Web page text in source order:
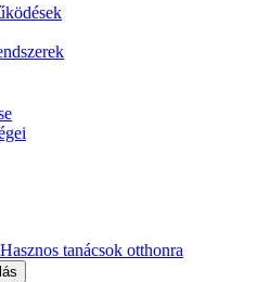
tanácsok otthonra